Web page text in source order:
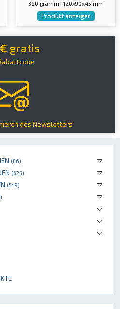
(86)
(625)
(549)
860 gramm | 120x90x45 mm
Produkt anzeigen
gratis
des Newsletters